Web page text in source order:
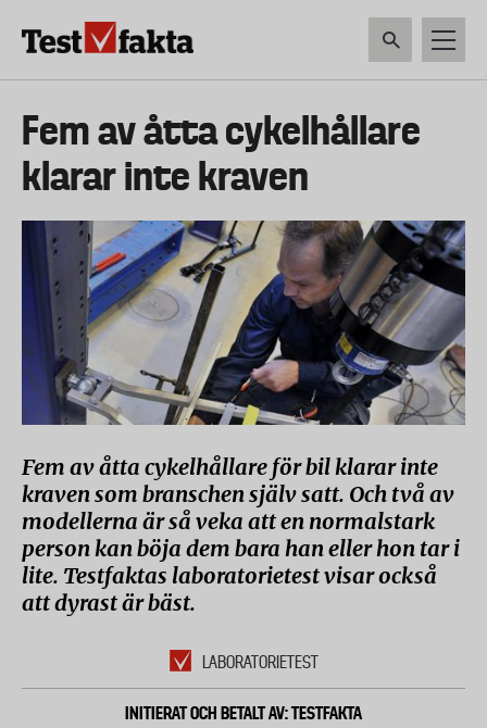
Huvudmeny
ny
TEKNIK VERKTYG &
Fem av åtta cykelhållare
klarar inte kraven
Fem av åtta cykelhållare för bil klarar inte
kraven som branschen själv satt. Och två av
modellerna är så veka att en normalstark
person kan böja dem bara han eller hon tar i
lite. Testfaktas laboratorietest visar också
att dyrast är bäst.
LABORATORIETEST
INITIERAT OCH BETALT AV: TESTFAKTA